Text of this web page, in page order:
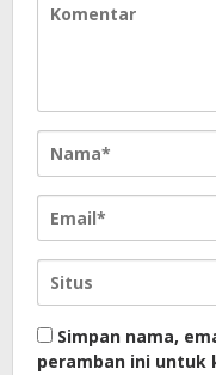
Simpan nama,
peramban ini untuk